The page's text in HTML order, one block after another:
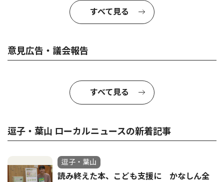
すべて見る
意見広告・議会報告
すべて見る
逗子・葉山 ローカルニュースの新着記事
逗子・葉山
読み終えた本、こども支援に かなしん全